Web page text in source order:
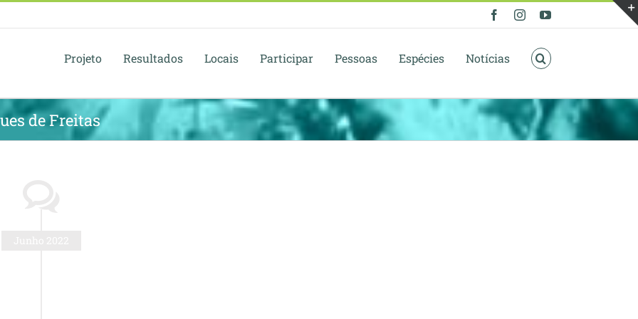
FacebookInstagramYouTube
Projeto Resultados Locais Participar Pessoas Espécies Notícias
de Freitas